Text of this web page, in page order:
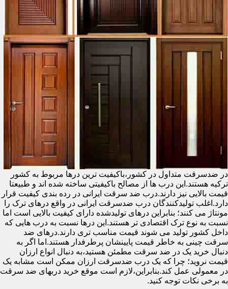
در ضدسرقت متداول در کشور،باکیفیت ترین درها مربوط به کشور
ترکیه هستند.این درب ها از مصالح باکیفیتی ساخته شده اند و طبیعتا
قیمت بالایی نیز دارند.درب ضد سرقت ایرانی در رده بندی کیفیت قرار
دارد.اغلب تولیدکنندگان درب ضدسرقت ایرانی در واقع درهای ترک را
مونتاژ می کنند؛ بنابراین درهای تولیدشده دارای کیفیت بالایی است اما
نسبت به نوع ترک اقتصادی تر هستند.این درها نسبت به درب هایی که
داخل کشور تولید می شوند قیمت مناسب تری دارند.درهای ضد
سرقت چینی به خاطر قیمت پایینشان پرطرفدار هستند.اما اگر به
دنبال خرید یک در ضد سرقت مطمئن هستید،به دنبال انواع ارزان
قیمت نروید؛ چرا که یک درب ضدسرقت ارزان ممکن است مشابه یک
در معمولی عمل کند.بنابراین،لازم است موقع خرید دربهای ضد سرقت
به برخی نکات توجه کنید.